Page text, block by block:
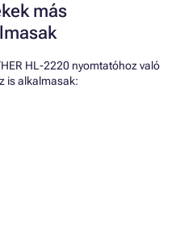
más
HL-2220 nyomtatóhoz való
is alkalmasak: